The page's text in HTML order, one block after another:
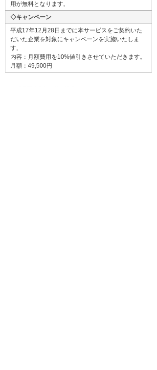
用が無料となります。
◇キャンペーン
平成17年12月28日までに本サービスをご契約いた
だいた企業を対象にキャンペーンを実施いたしま
す。
内容：月額費用を10%値引きさせていただきます。
月額：49,500円